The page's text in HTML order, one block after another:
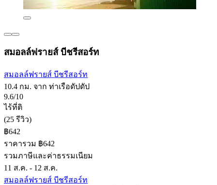
สมอลล์ฟรายส์ บีชรีสอร์ท
สมอลล์ฟรายส์ บีชรีสอร์ท
10.4 กม. จาก ท่าเรือดัปดัป
9.6/10
ไร้ที่ติ
(25 รีวิว)
฿642
ราคารวม ฿642
รวมภาษีและค่าธรรมเนียม
11 ส.ค. - 12 ส.ค.
สมอลล์ฟรายส์ บีชรีสอร์ท